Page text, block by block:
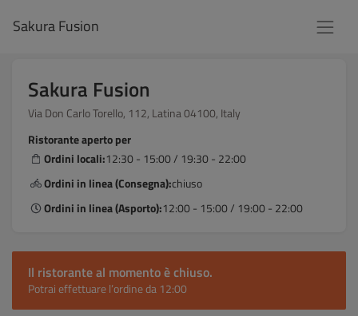
Sakura Fusion
Sakura Fusion
Via Don Carlo Torello, 112, Latina 04100, Italy
Ristorante aperto per
Ordini locali:12:30 - 15:00 / 19:30 - 22:00
Ordini in linea (Consegna):chiuso
Ordini in linea (Asporto):12:00 - 15:00 / 19:00 - 22:00
Il ristorante al momento è chiuso.
Potrai effettuare l’ordine da 12:00